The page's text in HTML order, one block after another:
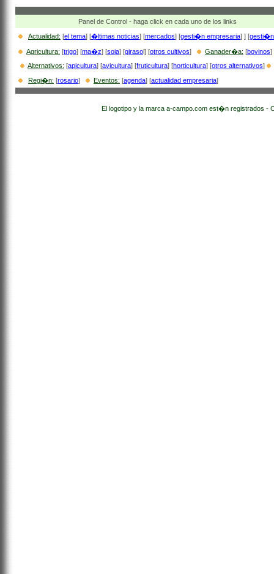
Panel de Control - haga click en cada uno de los links
Actualidad: [el tema] [�ltimas noticias] [mercados] [gesti�n empresaria] ] [
Agricultura: [trigo] [ma�z] [soja] [girasol] [otros cultivos] Ganader�a: [bovinos]
Alternativos: [apicultura] [avicultura] [fruticultura] [horticultura] [otros alternativos]
Regi�n: [rosario] Eventos: [agenda] [actualidad empresaria]
El logotipo y la marca a-campo.com est�n registrados -